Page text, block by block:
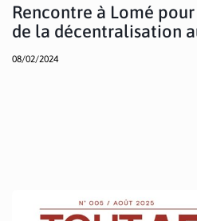
Rencontre à Lomé
de la décentralisation
08/02/2024